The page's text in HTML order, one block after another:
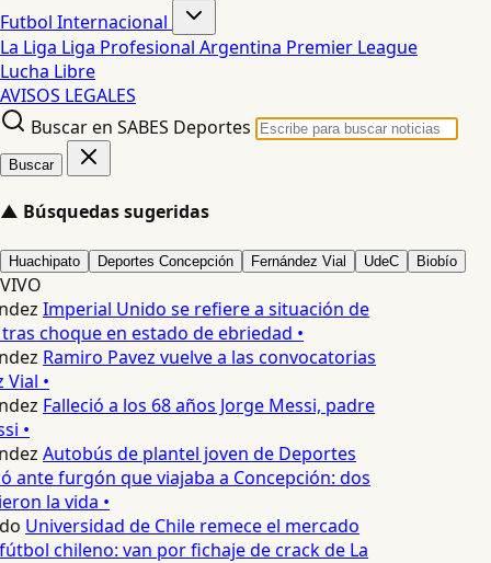
Futbol Internacional
La Liga Liga Profesional Argentina Premier League
Lucha Libre
AVISOS LEGALES
Buscar en SABES Deportes
Buscar
▲ Búsquedas sugeridas
Huachipato Deportes Concepción Fernández Vial UdeC Biobío
VIVO
Imperial Unido se refiere a situación de
choque en estado de ebriedad •
Ramiro Pavez vuelve a las convocatorias
•
Falleció a los 68 años Jorge Messi, padre
•
Autobús de plantel joven de Deportes
ante furgón que viajaba a Concepción: dos
la vida •
Universidad de Chile remece el mercado
chileno: van por fichaje de crack de La